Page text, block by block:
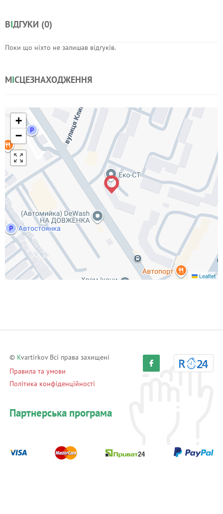
ВІДГУКИ (0)
Поки що ніхто не залишав відгуків.
МІСЦЕЗНАХОДЖЕННЯ
+
−
Leaflet
© Kvartirkov Всі права захищені
Правила та умови
Політика конфіденційності
Партнерська програма